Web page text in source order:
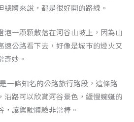
總體來說，都是很好開的路線。
泡一顆顆散落在河谷山坡上，因為山
速公路看下去，好像是城市的燈火又
奇妙。
一條知名的公路旅行路段，這條路
沿路可以欣賞河谷景色，緩慢蜿蜒的
讓駕駛體驗非常棒。